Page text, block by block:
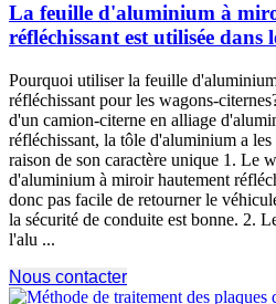
La feuille d'aluminium à
réfléchissant est utilisée dans
Pourquoi utiliser la feuille
réfléchissant pour les wagons-
d'un camion-citerne en alliage
réfléchissant, la tôle d'aluminium a les
raison de son caractère unique 1. Le
d'aluminium à miroir hautement
donc pas facile de retourner le
la sécurité de conduite est bonne. 2.
l'alu ...
Nous contacter